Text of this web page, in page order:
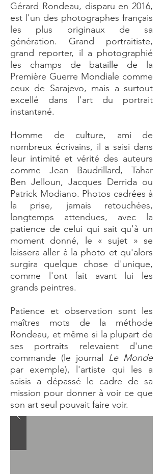
Gérard Rondeau, disparu en 2016,
est l'un des photographes français
les plus originaux de sa
génération. Grand portraitiste,
grand reporter, il a photographié
les champs de bataille de la
Première Guerre Mondiale comme
ceux de Sarajevo, mais a surtout
excellé dans l'art du portrait
instantané.
Homme de culture, ami de
nombreux écrivains, il a saisi dans
leur intimité et vérité des auteurs
comme Jean Baudrillard, Tahar
Ben Jelloun, Jacques Derrida ou
Patrick Modiano. Photos cadrées à
la prise, jamais retouchées,
longtemps attendues, avec la
patience de celui qui sait qu'à un
moment donné, le « sujet » se
laissera aller à la photo et qu'alors
surgira quelque chose d'unique,
comme l'ont fait avant lui les
grands peintres.
Patience et observation sont les
maîtres mots de la méthode
Rondeau, et même si la plupart de
ses portraits relevaient d'une
commande (le journal Le Monde
par exemple), l'artiste qui les a
saisis a dépassé le cadre de sa
mission pour donner à voir ce que
son art seul pouvait faire voir.